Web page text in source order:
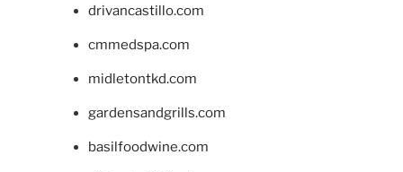
drivancastillo.com
cmmedspa.com
midletontkd.com
gardensandgrills.com
basilfoodwine.com